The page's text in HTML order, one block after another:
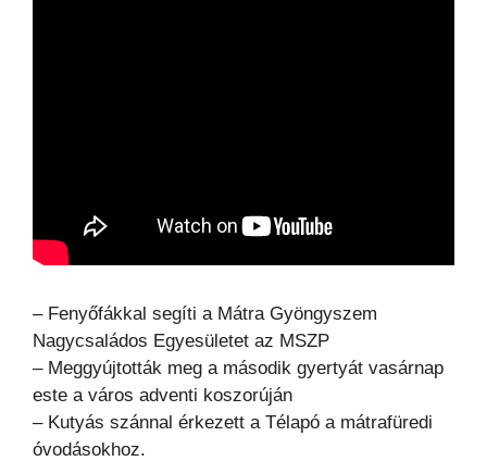
– Fenyőfákkal segíti a Mátra Gyöngyszem
Nagycsaládos Egyesületet az MSZP
– Meggyújtották meg a második gyertyát vasárnap
este a város adventi koszorúján
– Kutyás szánnal érkezett a Télapó a mátrafüredi
óvodásokhoz.